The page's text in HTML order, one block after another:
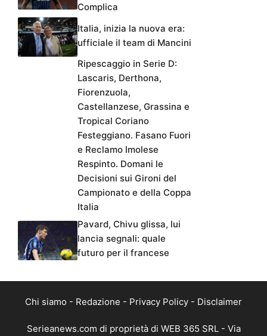
Complica
Italia, inizia la nuova era:
ufficiale il team di Mancini
Ripescaggio in Serie D:
Lascaris, Derthona,
Fiorenzuola,
Castellanzese, Grassina e
Tropical Coriano
Festeggiano. Fasano Fuori
e Reclamo Imolese
Respinto. Domani le
Decisioni sui Gironi del
Campionato e della Coppa
Italia
Pavard, Chivu glissa, lui
lancia segnali: quale
futuro per il francese
Chi siamo - Redazione - Privacy Policy - Disclaimer
Serieanews.com di proprietà di WEB 365 SRL - Via